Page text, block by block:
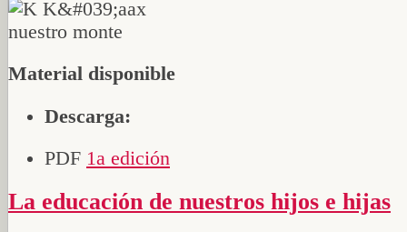
Material disponible
Descarga:
PDF 1a edición
La educación de nuestros hijos e hijas